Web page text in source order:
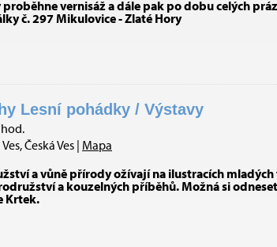
vernisáž a dále pak po dobu celých
č. 297 Mikulovice - Zlaté Hory
Lesní pohádky / Výstavy
Česká Ves | Mapa
a vůně přírody ožívají na ilustracích
a kouzelných příběhů. Možná si
Krtek.